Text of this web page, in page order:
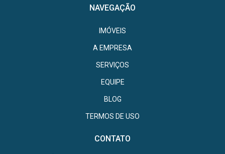
NAVEGAÇÃO
IMÓVEIS
A EMPRESA
SERVIÇOS
EQUIPE
BLOG
TERMOS DE USO
CONTATO